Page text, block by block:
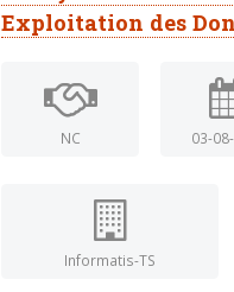
Exploitation des
NC 03-
Informatis-TS